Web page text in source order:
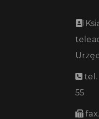
tel.
55